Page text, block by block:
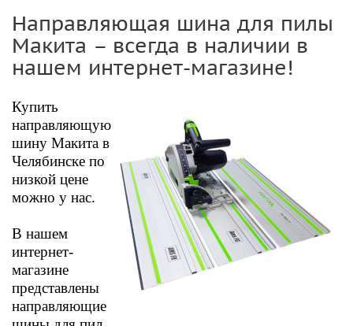
Направляющая шина для пилы
Макита – всегда в наличии в
нашем интернет-магазине!
Купить
направляющую
шину Макита в
Челябинске по
низкой цене
можно у нас.
В нашем
интернет-
магазине
представлены
направляющие